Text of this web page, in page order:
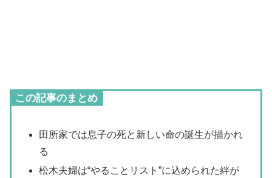
この記事のまとめ
田所家では息子の死と新しい命の誕生が描かれ
る
松木夫婦は“やることリスト”に込められた絆が